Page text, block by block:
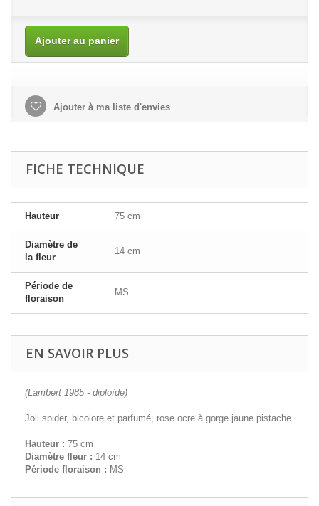
Ajouter au panier
Ajouter à ma liste d'envies
FICHE TECHNIQUE
Hauteur 75 cm
Diamètre de
la fleur
14 cm
Période de
floraison
MS
EN SAVOIR PLUS
(Lambert 1985 - diploïde)
Joli spider, bicolore et parfumé, rose ocre à gorge jaune pistache.
Hauteur : 75 cm
Diamètre fleur : 14 cm
Période floraison : MS